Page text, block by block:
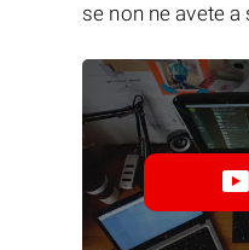
se non ne avete